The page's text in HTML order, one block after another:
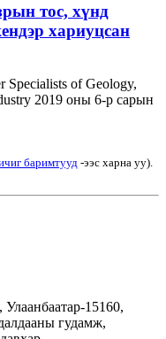
тос, хүнд
хариуцсан
Specialists of Geology,
2019 оны 6-р сарын
баримтууд-ээс харна уу).
15160,
гудамж,